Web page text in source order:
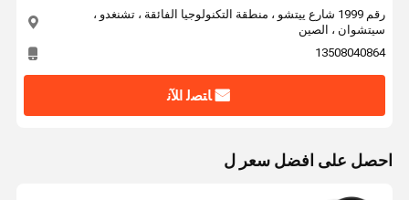
رقم 1999 شارع ييتشو ، منطقة التكنولوجيا الفائقة ، تشنغدو ،
سيتشوان ، الصين
13508040864
ﺎﺘﺼﻟ ﺍﻶﻧ
احصل على افضل سعر ل